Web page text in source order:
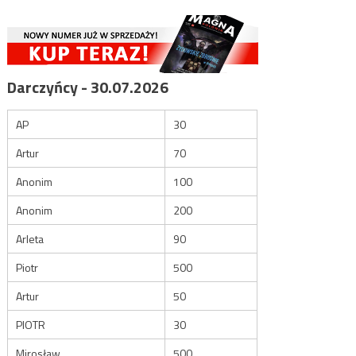
Darczyńcy - 30.07.2026
AP
30
Artur
70
Anonim
100
Anonim
200
Arleta
90
Piotr
500
Artur
50
PIOTR
30